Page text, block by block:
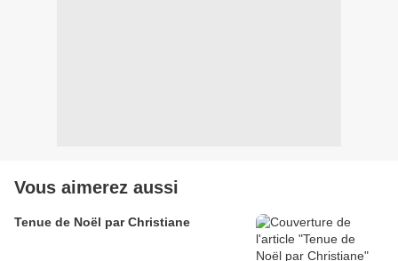
Vous aimerez aussi
Tenue de Noël par Christiane